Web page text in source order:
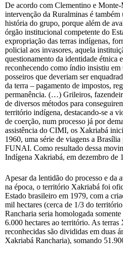
De acordo com Clementino e Monte-
intervenção da Ruralminas é também
história do grupo, porque além de
órgão institucional competente do
expropriação das terras indígenas,
policial aos invasores, aquela
questionamento da identidade étnica
reconhecendo como índio insistiu em
posseiros que deveriam ser
da terra – pagamento de impostos,
permanência. (…) Grileiros,
de diversos métodos para
território indígena, destacando-se a
de coerção, num processo já por
assistência do CIMI, os Xakriabá
1960, uma série de viagens a
FUNAI. Como resultado dessa
Indígena Xakriabá, em dezembro de
Apesar da lentidão do processo e da
na época, o território Xakriabá foi
Estado brasileiro em 1979, com a
mil hectares (cerca de 1/3 do
Rancharia seria homologada
6.000 hectares ao território. As terras
reconhecidas são divididas em duas
Xakriabá Rancharia), somando